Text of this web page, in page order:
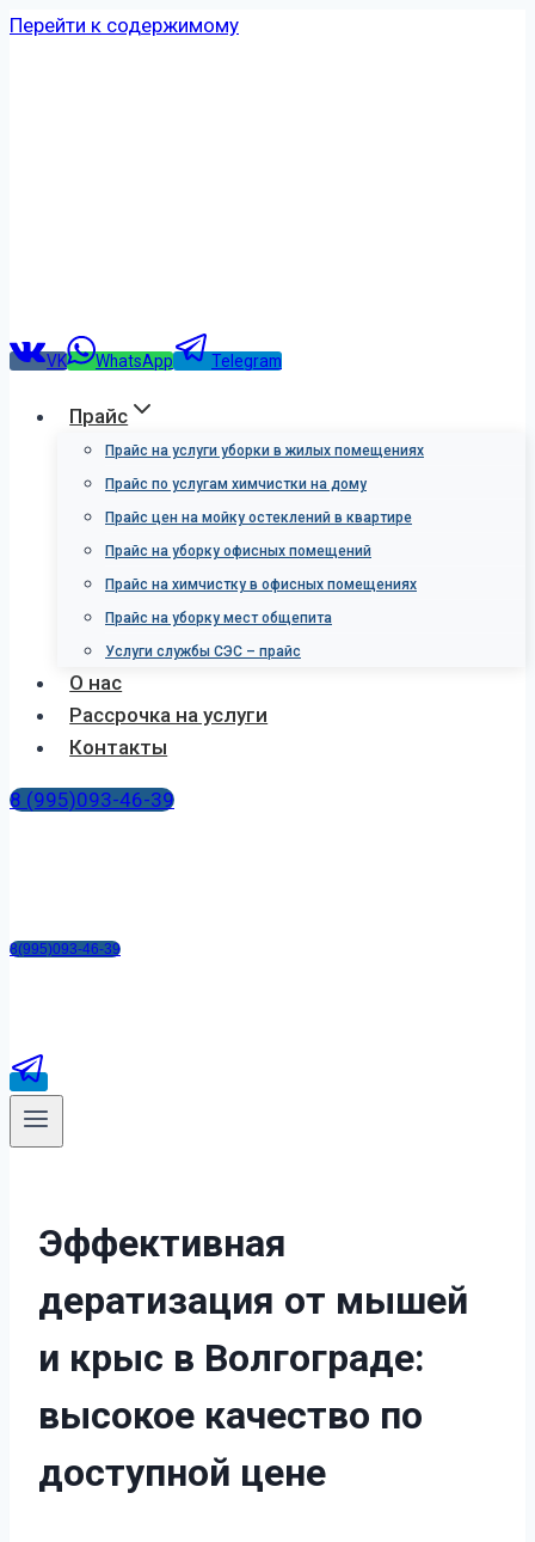
Перейти к содержимому
VK WhatsApp Telegram
Прайс
Прайс на услуги уборки в жилых помещениях
Прайс по услугам химчистки на дому
Прайс цен на мойку остеклений в квартире
Прайс на уборку офисных помещений
Прайс на химчистку в офисных помещениях
Прайс на уборку мест общепита
Услуги службы СЭС – прайс
О нас
Рассрочка на услуги
Контакты
8 (995)093-46-39
8(995)093-46-39
Эффективная
дератизация от мышей
и крыс в Волгограде:
высокое качество по
доступной цене
Отправить